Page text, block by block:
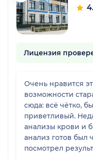
Лицензия
Очень нравится
возможности
сюда: всё чётко,
приветливый.
анализы крови и
анализ готов был
посмотрел